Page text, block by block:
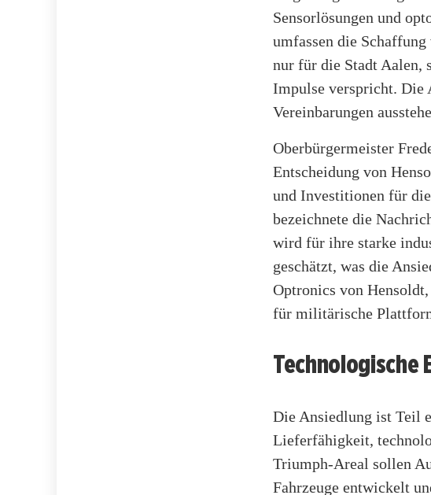
Sensorlösungen und
umfassen die
nur für die Stadt Aalen,
Impulse verspricht. Die
Vereinbarungen
Oberbürgermeister
Entscheidung von
und Investitionen für
bezeichnete die
wird für ihre starke
geschätzt, was die
Optronics von
für militärische
Technologische
Die Ansiedlung ist Teil
Lieferfähigkeit,
Triumph-Areal sollen
Fahrzeuge entwickelt